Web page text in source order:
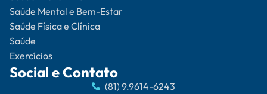
Saúde Mental e Bem-Estar
Saúde Física e Clínica
Saúde
Exercícios
Social e Contato
(81) 9.9614-6243